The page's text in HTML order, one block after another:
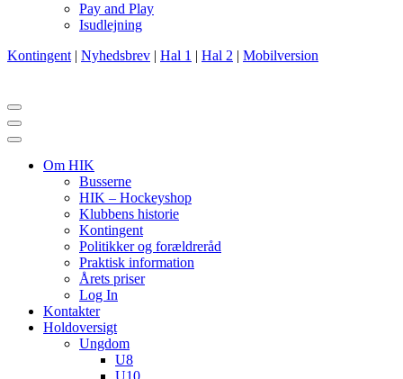
Pay and Play
Isudlejning
Kontingent | Nyhedsbrev | Hal 1 | Hal 2 | Mobilversion
Navigation
menu
Navigation
menu
Om HIK
Busserne
HIK – Hockeyshop
Klubbens historie
Kontingent
Politikker og forældreråd
Praktisk information
Årets priser
Log In
Kontakter
Holdoversigt
Ungdom
U8
U10